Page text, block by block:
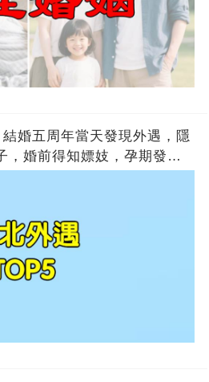
婚五周年當天發現外遇，隱
，婚前得知嫖妓，孕期發現